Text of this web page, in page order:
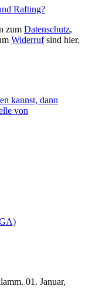
Rafting?
zum Datenschutz,
Widerrufsind hier.
kannst, dann
von
01. Januar,